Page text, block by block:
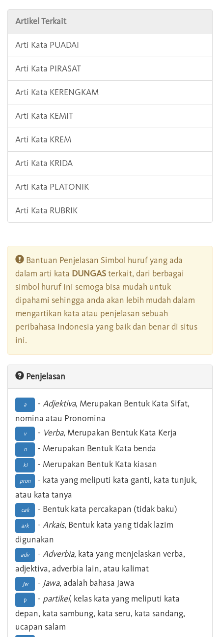
Artikel Terkait
Arti Kata PUADAI
Arti Kata PIRASAT
Arti Kata KERENGKAM
Arti Kata KEMIT
Arti Kata KREM
Arti Kata KRIDA
Arti Kata PLATONIK
Arti Kata RUBRIK
Bantuan Penjelasan Simbol huruf yang ada
dalam arti kata DUNGASterkait, dari berbagai
simbol huruf ini semoga bisa mudah untuk
dipahami sehingga anda akan lebih mudah dalam
mengartikan kata atau penjelasan sebuah
peribahasa Indonesia yang baik dan benar di situs
ini.
Penjelasan
a - Adjektiva, Merupakan Bentuk Kata Sifat,
nomina atau Pronomina
v - Verba, Merupakan Bentuk Kata Kerja
n - Merupakan Bentuk Kata benda
ki - Merupakan Bentuk Kata kiasan
pron
- kata yang meliputi kata ganti, kata tunjuk,
atau kata tanya
cak - Bentuk kata percakapan (tidak baku)
ark - Arkais, Bentuk kata yang tidak lazim
digunakan
adv - Adverbia, kata yang menjelaskan verba,
adjektiva, adverbia lain, atau kalimat
Jw - Jawa, adalah bahasa Jawa
p - partikel, kelas kata yang meliputi kata
depan, kata sambung, kata seru, kata sandang,
ucapan salam